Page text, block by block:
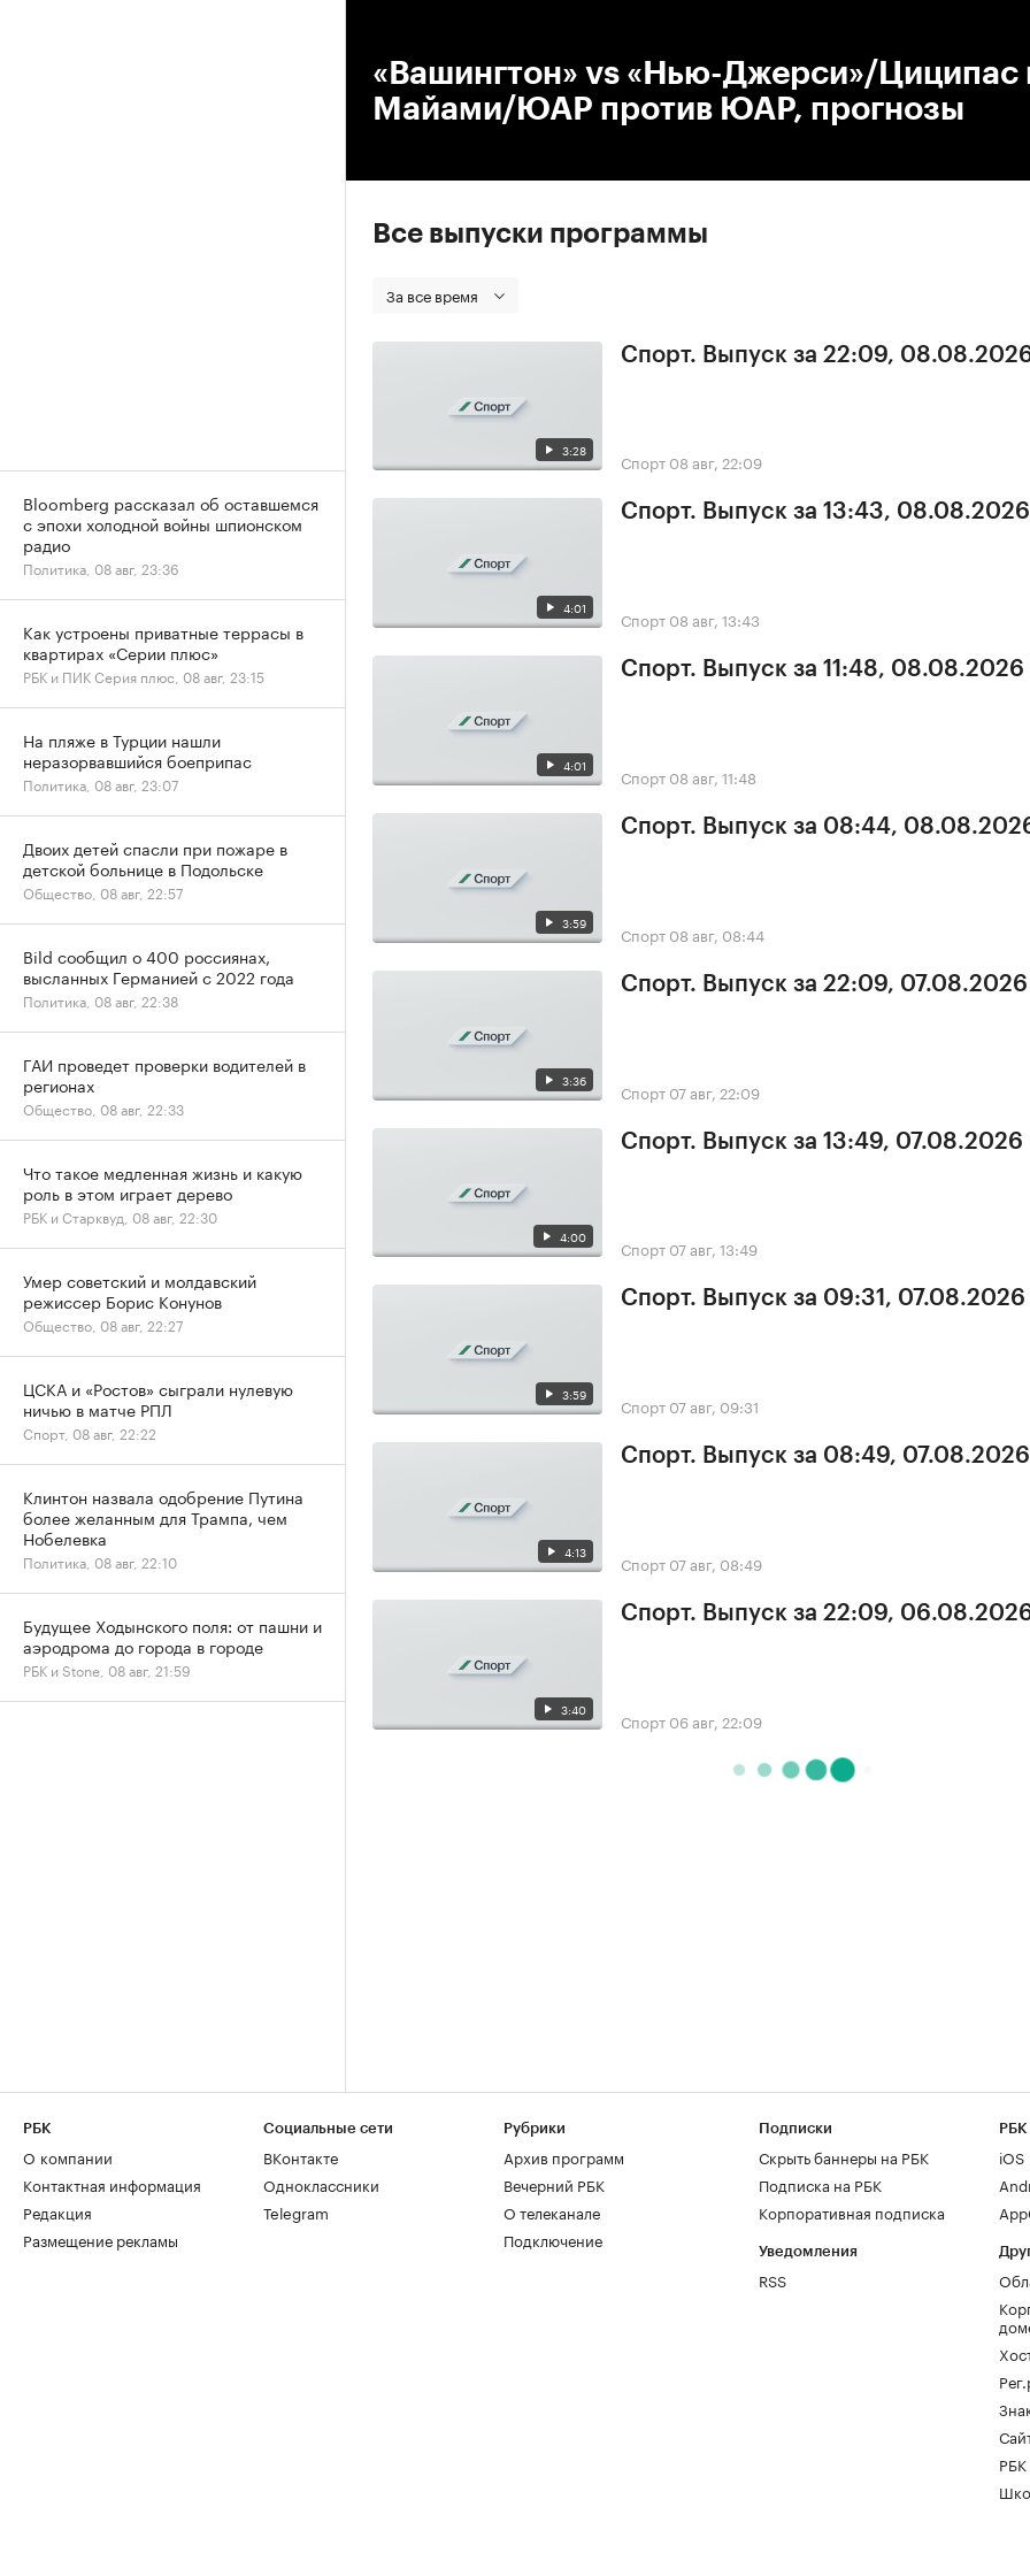
«Вашингтон» vs «Нью-Джерси»/Циципас
Майами/ЮАР против ЮАР, прогнозы
Все выпуски программы
За все время
3:28
Спорт. Выпуск за 22:09,
Спорт 08 авг, 22:09
4:01
Спорт. Выпуск за 13:43, 08.08.2026
Спорт 08 авг, 13:43
4:01
Спорт. Выпуск за 11:48, 08.08.2026
Спорт 08 авг, 11:48
3:59
Спорт. Выпуск за 08:44,
Спорт 08 авг, 08:44
3:36
Спорт. Выпуск за 22:09, 07.08.2026
Спорт 07 авг, 22:09
4:00
Спорт. Выпуск за 13:49, 07.08.2026
Спорт 07 авг, 13:49
3:59
Спорт. Выпуск за 09:31, 07.08.2026
Спорт 07 авг, 09:31
4:13
Спорт. Выпуск за 08:49, 07.08.2026
Спорт 07 авг, 08:49
3:40
Спорт. Выпуск за 22:09,
Спорт 06 авг, 22:09
Bloomberg рассказал об оставшемся
с эпохи холодной войны шпионском
радио
Политика, 08 авг, 23:36
Как устроены приватные террасы в
квартирах «Серии плюс»
РБК и ПИК Серия плюс, 08 авг, 23:15
На пляже в Турции нашли
неразорвавшийся боеприпас
Политика, 08 авг, 23:07
Двоих детей спасли при пожаре в
детской больнице в Подольске
Общество, 08 авг, 22:57
Bild сообщил о 400 россиянах,
высланных Германией с 2022 года
Политика, 08 авг, 22:38
ГАИ проведет проверки водителей в
регионах
Общество, 08 авг, 22:33
Что такое медленная жизнь и какую
роль в этом играет дерево
РБК и Старквуд, 08 авг, 22:30
Умер советский и молдавский
режиссер Борис Конунов
Общество, 08 авг, 22:27
ЦСКА и «Ростов» сыграли нулевую
ничью в матче РПЛ
Спорт, 08 авг, 22:22
Клинтон назвала одобрение Путина
более желанным для Трампа, чем
Нобелевка
Политика, 08 авг, 22:10
Будущее Ходынского поля: от пашни и
аэродрома до города в городе
РБК и Stone, 08 авг, 21:59
РБК
О компании
Контактная информация
Редакция
Размещение рекламы
Социальные сети
ВКонтакте
Одноклассники
Telegram
Рубрики
Архив программ
Вечерний РБК
О телеканале
Подключение
Подписки
Скрыть баннеры на РБК
Подписка на РБК
Корпоративная подписка
Уведомления
RSS
РБК
iOS